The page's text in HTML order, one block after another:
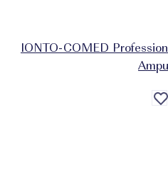
IONTO-COMED
die